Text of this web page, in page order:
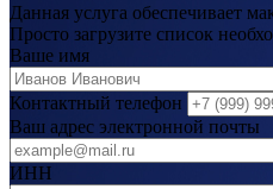
Данная услуга обеспечивает
Просто загрузите список
Ваше имя
Контактный телефон
Ваш адрес электронной почты
ИНН